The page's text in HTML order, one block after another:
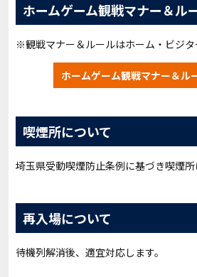
ホームゲーム観戦マナー＆ル
※観戦マナー＆ルールはホーム・ビジタ
ホームゲーム観戦マナー＆ル
喫煙所について
埼玉県受動喫煙防止条例に基づき喫煙所
再入場について
待機列解消後、適宜対応します。